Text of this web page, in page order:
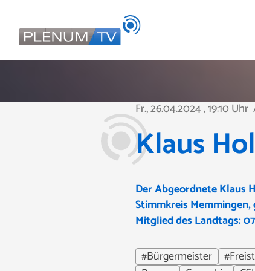
Fr., 26.04.2024, 19:10 Uhr
Klaus
Der Abgeordnete Klaus
Stimmkreis Memmingen,
Mitglied des Landtags:
#Bürgermeister